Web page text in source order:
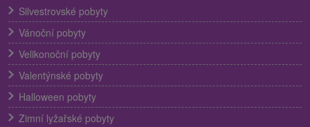
Silvestrovské pobyty
Vánoční pobyty
Velikonoční pobyty
Valentýnské pobyty
Halloween pobyty
Zimní lyžařské pobyty